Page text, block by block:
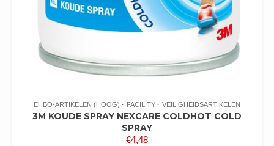
EHBO-ARTIKELEN (HOOG) FACILITY VEILIGHEIDSARTIKELEN
3M KOUDE SPRAY NEXCARE COLDHOT COLD
SPRAY
€4,48